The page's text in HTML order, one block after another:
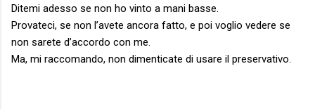
Ditemi adesso se non ho vinto a mani basse.
Provateci, se non l’avete ancora fatto, e poi voglio vedere se
non sarete d’accordo con me.
Ma, mi raccomando, non dimenticate di usare il preservativo.